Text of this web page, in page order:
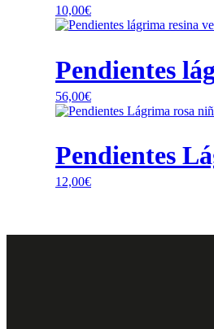
10,00€
Pendientes
56,00€
Pendientes
12,00€